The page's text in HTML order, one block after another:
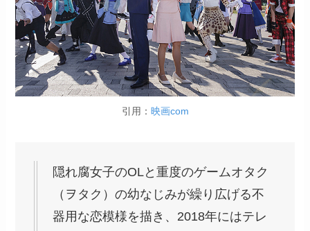
引用： 映画com
隠れ腐女子のOLと重度のゲームオタク
（ヲタク）の幼なじみが繰り広げる不
器用な恋模様を描き、2018年にはテレ